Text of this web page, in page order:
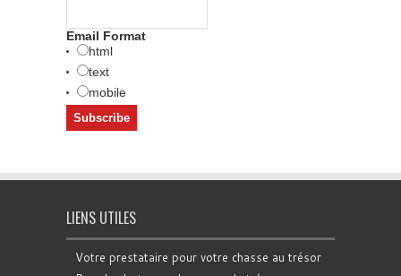
Email Format
html
text
mobile
LIENS UTILES
Votre prestataire pour votre chasse au trésor